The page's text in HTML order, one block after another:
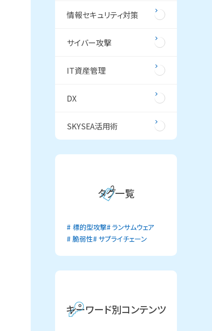
情報セキュリティ対策
サイバー攻撃
IT資産管理
DX
SKYSEA活用術
タグ一覧
標的型攻撃 ランサムウェア
脆弱性
サプライチェーン
キーワード別コンテンツ